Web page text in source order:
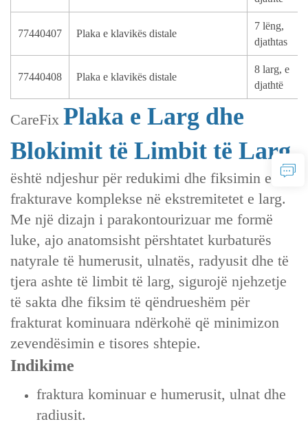
77440407 Plaka e klavikës distale
7 lëng,
djathtas
77440408 Plaka e klavikës distale
8 larg, e
djathtë
CareFix Plaka e Larg dhe
Blokimit të Limbit të Larg
është ndjeshur për redukimi dhe fiksimin e
frakturave komplekse në ekstremitetet e larg.
Me një dizajn i parakontourizuar me formë
luke, ajo anatomsisht përshtatet kurbaturës
natyrale të humerusit, ulnatës, radyusit dhe të
tjera ashte të limbit të larg, sigurojë njehzetje
të sakta dhe fiksim të qëndrueshëm për
frakturat kominuara ndërkohë që minimizon
zevendësimin e tisores shtepie.
Indikime
fraktura kominuar e humerusit, ulnat dhe
radiusit.